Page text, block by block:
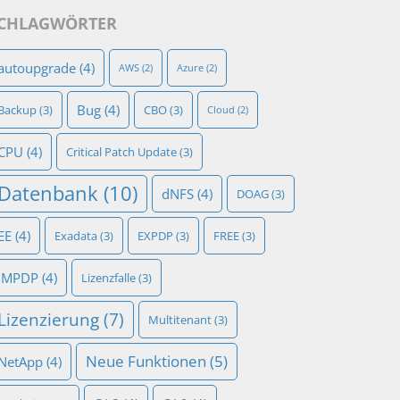
(4) AWS (2) Azure (2)
(3) Bug (4) CBO(3) Cloud (2)
(4) Critical Patch Update(3)
(10) dNFS (4) DOAG(3)
(4) Exadata(3) EXPDP (3) FREE(3)
(4) Lizenzfalle(3)
(7) Multitenant(3)
(4) Neue Funktionen (5)